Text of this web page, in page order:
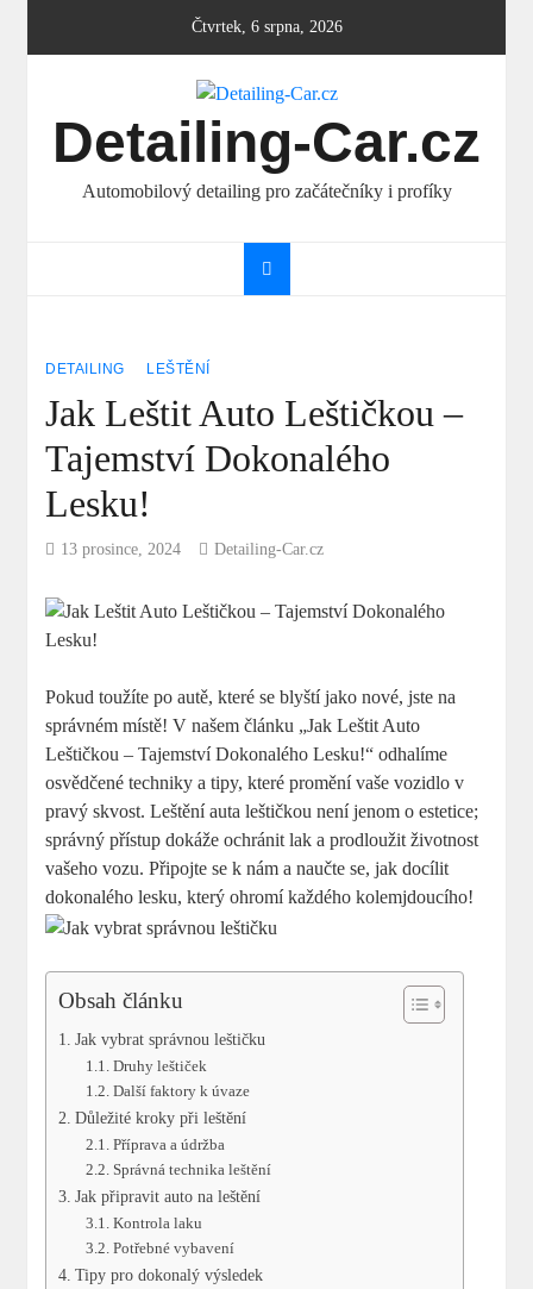
Čtvrtek, 6 srpna, 2026
Detailing-Car.cz
Automobilový detailing pro začátečníky i profíky
DETAILING LEŠTĚNÍ
Jak Leštit Auto Leštičkou –
Tajemství Dokonalého
Lesku!
13 prosince, 2024 Detailing-Car.cz
Pokud toužíte po autě, které se blyští jako nové, jste na
správném místě! V našem článku „Jak Leštit Auto
Leštičkou – Tajemství Dokonalého Lesku!“ odhalíme
osvědčené techniky a tipy, které promění vaše vozidlo v
pravý skvost. Leštění auta leštičkou není jenom o estetice;
správný přístup dokáže ochránit lak a prodloužit životnost
vašeho vozu. Připojte se k nám a naučte se, jak docílit
dokonalého lesku, který ohromí každého kolemjdoucího!
Obsah článku
Jak vybrat správnou leštičku
Druhy leštiček
Další faktory k úvaze
Důležité kroky při leštění
Příprava a údržba
Správná technika leštění
Jak připravit auto na leštění
Kontrola laku
Potřebné vybavení
Tipy pro dokonalý výsledek